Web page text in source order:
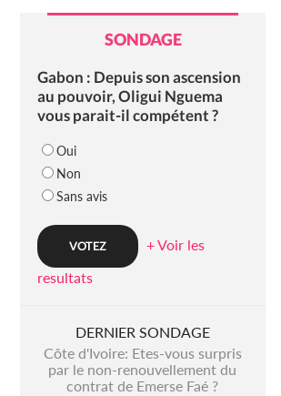
SONDAGE
Gabon : Depuis son ascension
au pouvoir, Oligui Nguema
vous parait-il compétent ?
Oui
Non
Sans avis
+ Voir les
resultats
DERNIER SONDAGE
Côte d'Ivoire: Etes-vous surpris
par le non-renouvellement du
contrat de Emerse Faé ?